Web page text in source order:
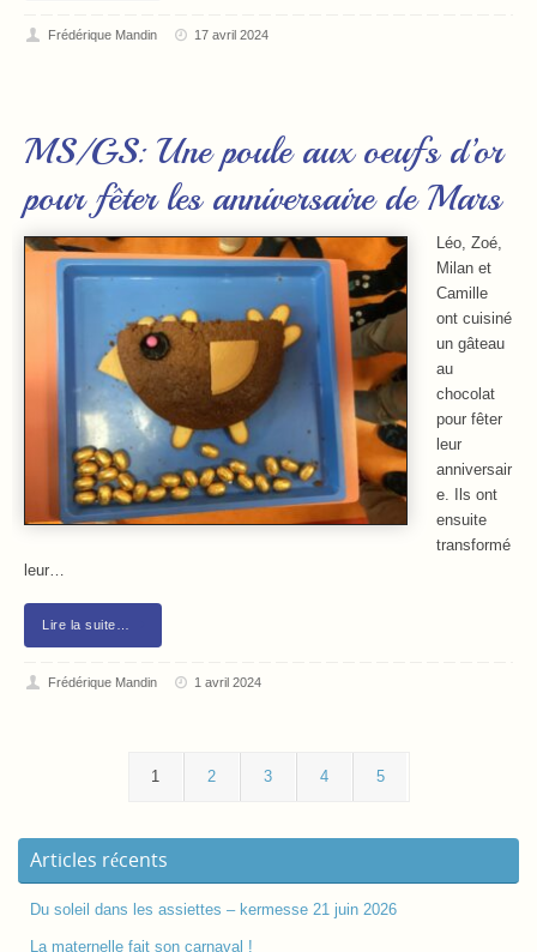
Frédérique Mandin 17 avril 2024
MS/GS: Une poule aux oeufs d’or
pour fêter les anniversaire de Mars
Léo, Zoé,
Milan et
Camille
ont cuisiné
un gâteau
au
chocolat
pour fêter
leur
anniversair
e. Ils ont
ensuite
transformé
leur…
Lire la suite…
Frédérique Mandin 1 avril 2024
1 2 3 4 5
Articles récents
Du soleil dans les assiettes – kermesse 21 juin 2026
La maternelle fait son carnaval !